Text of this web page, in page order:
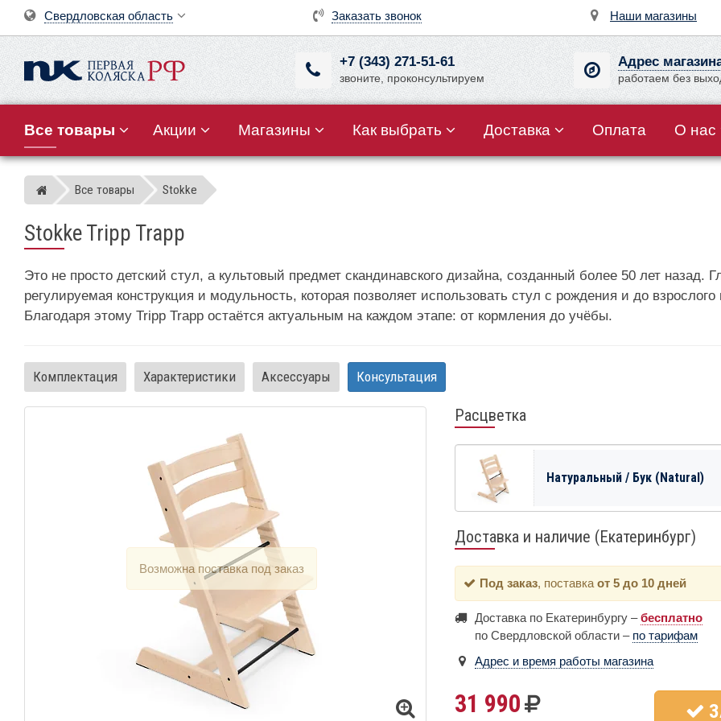
Заказать звонок Наши магазины
Свердловская область
+7 (343) 271-51-61
звоните, проконсультируем
Адрес
работаем без
Все товары Акции Магазины Как выбрать Доставка Оплата О нас
Магазин детских колясок
Все товары Stokke
Stokke Tripp Trapp
Это не просто детский стул, а культовый предмет скандинавского дизайна, созданный более 50 лет назад.
регулируемая конструкция и модульность, которая позволяет использовать стул с рождения и до
Благодаря этому Tripp Trapp остаётся актуальным на каждом этапе: от кормления до учёбы.
Комплектация Характеристики Аксессуары Консультация
Расцветка
Натуральный / Бук (Natural)
Доставка и наличие (Екатеринбург)
Под заказ, поставка от 5 до 10 дней
Доставка по Екатеринбургу –бесплатно
по Свердловской области – по тарифам
Адрес и время работы магазина
31 990